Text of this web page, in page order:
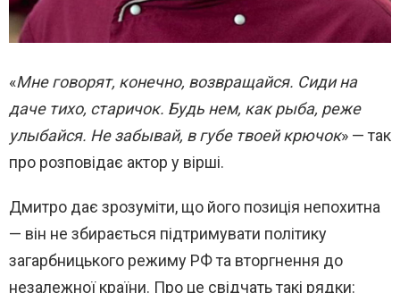
«Мне говорят, конечно, возвращайся. Сиди на
даче тихо, старичок. Будь нем, как рыба, реже
улыбайся. Не забывай, в губе твоей крючок» — так
про розповідає актор у вірші.
Дмитро дає зрозуміти, що його позиція непохитна
— він не збирається підтримувати політику
загарбницького режиму РФ та вторгнення до
незалежної країни. Про це свідчать такі рядки: